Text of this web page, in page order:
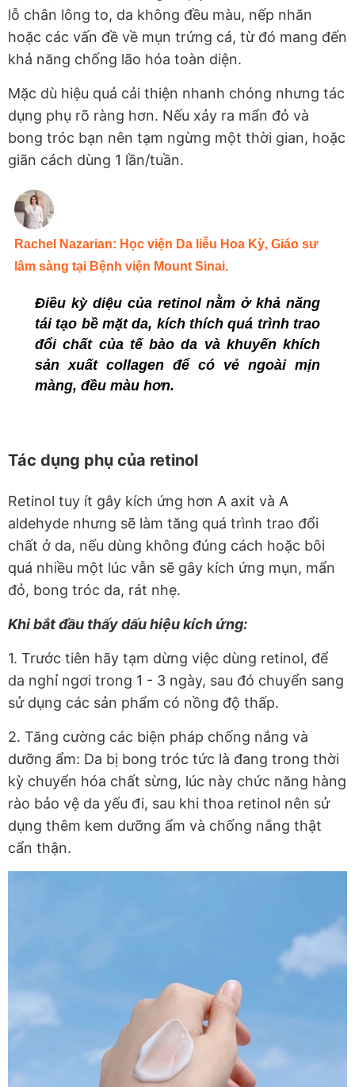
lỗ chân lông to, da không đều màu, nếp nhăn
hoặc các vấn đề về mụn trứng cá, từ đó mang đến
khả năng chống lão hóa toàn diện.
Mặc dù hiệu quả cải thiện nhanh chóng nhưng tác
dụng phụ rõ ràng hơn. Nếu xảy ra mẩn đỏ và
bong tróc bạn nên tạm ngừng một thời gian, hoặc
giãn cách dùng 1 lần/tuần.
Rachel Nazarian: Học viện Da liễu Hoa Kỳ, Giáo sư
lâm sàng tại Bệnh viện Mount Sinai.
Điều kỳ diệu của retinol nằm ở khả năng
tái tạo bề mặt da, kích thích quá trình trao
đổi chất của tế bào da và khuyến khích
sản xuất collagen để có vẻ ngoài mịn
màng, đều màu hơn.
Tác dụng phụ của retinol
Retinol tuy ít gây kích ứng hơn A axit và A
aldehyde nhưng sẽ làm tăng quá trình trao đổi
chất ở da, nếu dùng không đúng cách hoặc bôi
quá nhiều một lúc vẫn sẽ gây kích ứng mụn, mẩn
đỏ, bong tróc da, rát nhẹ.
Khi bắt đầu thấy dấu hiệu kích ứng:
1. Trước tiên hãy tạm dừng việc dùng retinol, để
da nghỉ ngơi trong 1 - 3 ngày, sau đó chuyển sang
sử dụng các sản phẩm có nồng độ thấp.
2. Tăng cường các biện pháp chống nắng và
dưỡng ẩm: Da bị bong tróc tức là đang trong thời
kỳ chuyển hóa chất sừng, lúc này chức năng hàng
rào bảo vệ da yếu đi, sau khi thoa retinol nên sử
dụng thêm kem dưỡng ẩm và chống nắng thật
cẩn thận.